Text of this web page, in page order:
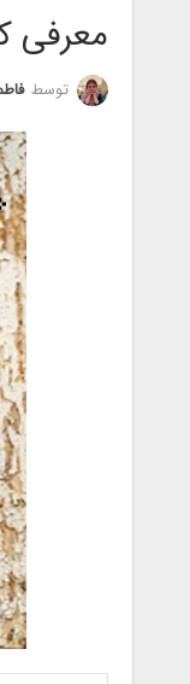
معرفی
توسط